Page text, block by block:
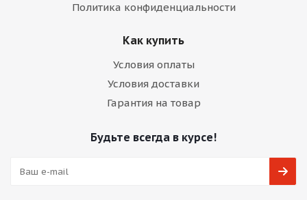
Политика конфиденциальности
Как купить
Условия оплаты
Условия доставки
Гарантия на товар
Будьте всегда в курсе!